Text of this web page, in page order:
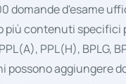
domande d'esame
più contenuti specifici
PPL(H), BPLG,
possono aggiungere